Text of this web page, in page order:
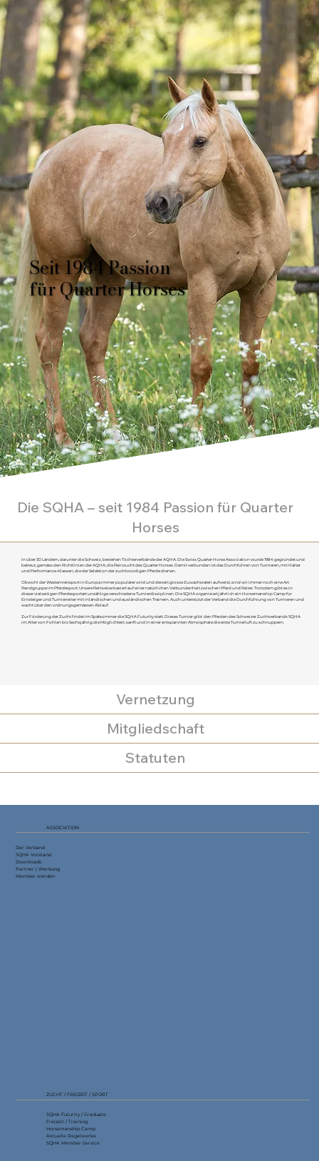
Seit 1984 Passion
für Quarter Horses
Die SQHA – seit 1984 Passion für Quarter
Horses
In über 30 Ländern, darunter die Schweiz, bestehen Töchterverbände der AQHA. Die Swiss Quarter Horse Association wurde 1984 gegründet und
betreut, gemäss den Richtlinien der AQHA, die Reinzucht des Quarter Horses. Damit verbunden ist das Durchführen von Turnieren, mit Halter
und Performance-Klassen, die der Selektion der zuchtwürdigen Pferde dienen.
Obwohl der Westernreitsport in Europa immer populärer wird und derzeit grosse Zuwachsraten aufweist, sind wir immer noch eine Art
Randgruppe im Pferdesport. Unsere Reitweise basiert auf einer natürlichen Verbundenheit zwischen Pferd und Reiter. Trotzdem gibt es in
dieser vielseitigen Pferdesportart unzählige verschiedene Turnierdisziplinen. Die SQHA organisiert jährlich ein Horsemanship Camp für
Einsteiger und Turnierreiter mit inländischen und ausländischen Trainern. Auch unterstützt der Verband die Durchführung von Turnieren und
wacht über den ordnungsgemässen Ablauf.
Zur Förderung der Zucht findet im Spätsommer die SQHA Futurity statt. Dieses Turnier gibt den Pferden des Schweizer Zuchtverbands SQHA
im Alter von Fohlen bis Sechsjährig die Möglichkeit, sanft und in einer entspannten Atmosphäre die erste Turnierluft zu schnuppern.
Vernetzung
Mitgliedschaft
Statuten
ZUCHT / FREIZEIT / SPORT
SQHA Futurity / Graduate
Freizeit / Training
Horsemanship Camp
Aktuelle Regelwerke
SQHA Member-Service
ASSOCIATION
Der Verband
SQHA Vorstand
Downloads
Partner | Werbung
Member werden